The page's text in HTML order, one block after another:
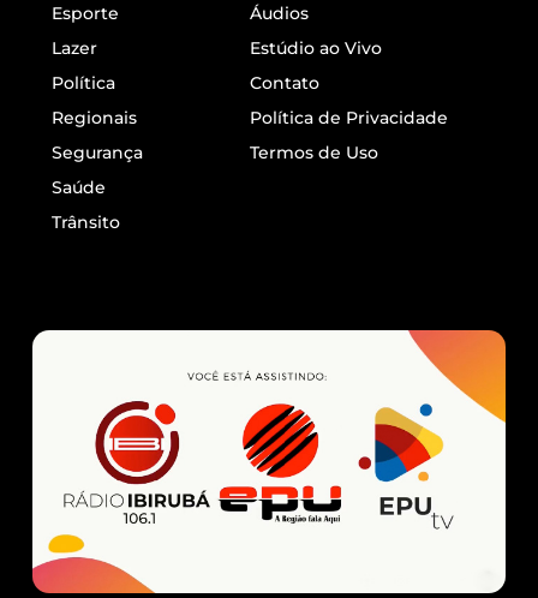
Esporte
Lazer
Política
Regionais
Segurança
Saúde
Trânsito
Áudios
Estúdio ao Vivo
Contato
Política de Privacidade
Termos de Uso